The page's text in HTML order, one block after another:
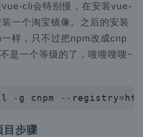
cli会特别慢，在安装vue-
一个淘宝镜像。之后的安装
样，只不过把npm改成cnp
是一个等级的了，嗖嗖嗖嗖~
- g cnpm -- registry=
目步骤